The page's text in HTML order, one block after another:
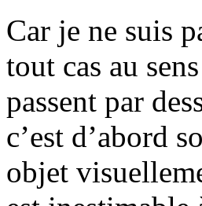
Car je ne suis
tout cas au
passent par
c’est d’abord
objet